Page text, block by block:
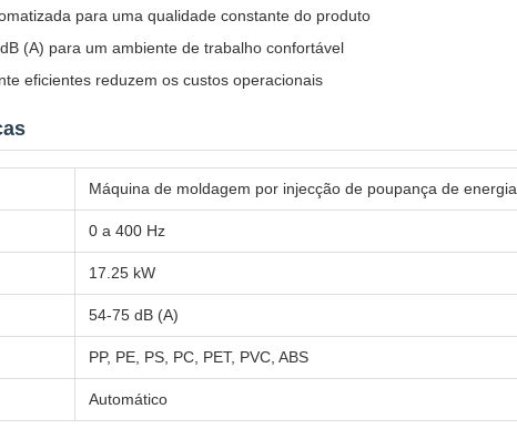
para uma qualidade constante do produto
(A) para um ambiente de trabalho confortável
eficientes reduzem os custos operacionais
Máquina de moldagem por injecção de poupança de energia
0 a 400 Hz
17.25 kW
54-75 dB (A)
PP, PE, PS, PC, PET, PVC, ABS
Automático